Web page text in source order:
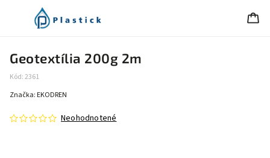
Geotextília 200g 2m
Kód:2361
Neohodnotené
Značka: EKODREN